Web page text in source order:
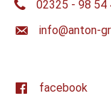
02325 - 98 54
ed.farg-
facebook